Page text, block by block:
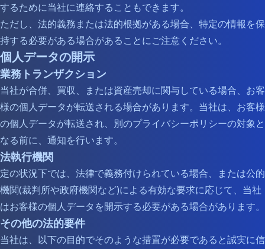
するために当社に連絡することもできます。
ただし、法的義務または法的根拠がある場合、特定の情報を保
持する必要がある場合があることにご注意ください。
個人データの開示
業務トランザクション
当社が合併、買収、または資産売却に関与している場合、お客
様の個人データが転送される場合があります。当社は、お客様
の個人データが転送され、別のプライバシーポリシーの対象と
なる前に、通知を行います。
法執行機関
定の状況下では、法律で義務付けられている場合、または公的
機関(裁判所や政府機関など)による有効な要求に応じて、当社
はお客様の個人データを開示する必要がある場合があります。
その他の法的要件
当社は、以下の目的でそのような措置が必要であると誠実に信